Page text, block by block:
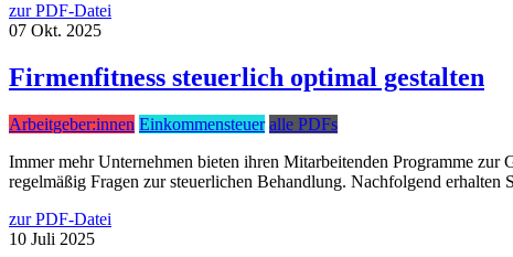
zur PDF-Datei
07 Okt. 2025
Firmenfitness steuerlich optimal gestalten
Arbeitgeber:innen Einkommensteuer alle PDFs
Immer mehr Unternehmen bieten ihren Mitarbeitenden Programme
regelmäßig Fragen zur steuerlichen Behandlung. Nachfolgend
zur PDF-Datei
10 Juli 2025